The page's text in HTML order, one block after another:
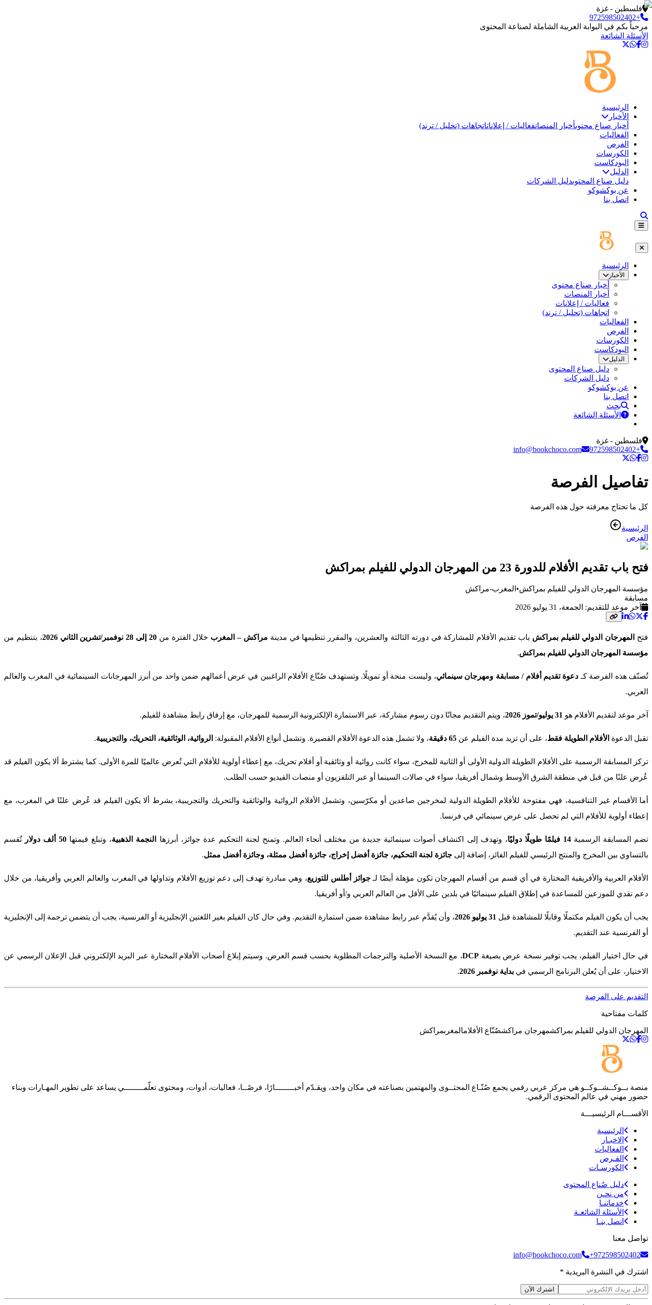
فلسطين - غزة
+972598502402
مرحباً بكم في البوابة العربية الشاملة لصناعة المحتوى
الأسئلة الشائعة
الرئيسية
الأخبار
أخبار صناع محتوىأخبار المنصاتفعاليات / إعلاناتاتجاهات (تحليل / ترند)
الفعاليات
الفرص
الكورسات
البودكاست
الدليل
دليل صناع المحتوىدليل الشركات
عن بوكشوكو
اتصل بنا
الرئيسية
الأخبار
أخبار صناع محتوى
أخبار المنصات
فعاليات / إعلانات
اتجاهات (تحليل / ترند)
الفعاليات
الفرص
الكورسات
البودكاست
الدليل
دليل صناع المحتوى
دليل الشركات
عن بوكشوكو
اتصل بنا
بحث
الأسئلة الشائعة
فلسطين - غزة
+972598502402
info@bookchoco.com
تفاصيل الفرصة
كل ما تحتاج معرفته حول هذه الفرصة
الرئيسية
الفرص
فتح باب تقديم الأفلام للدورة 23 من المهرجان الدولي للفيلم بمراكش
مؤسسة المهرجان الدولي للفيلم بمراكش• المغرب-مراكش
مسابقة
آخر موعد للتقديم: الجمعة، 31 يوليو 2026
فتح المهرجان الدولي للفيلم بمراكش باب تقديم الأفلام للمشاركة في دورته الثالثة والعشرين، والمقرر تنظيمها في مدينة مراكش – المغرب خلال الفترة من20 إلى 28 نوفمبر/تشرين الثاني 2026
، بتنظيم من
مؤسسة المهرجان الدولي للفيلم بمراكش.
تُصنّف هذه الفرصة كـ دعوة تقديم أفلام / مسابقة ومهرجان سينمائي، وليست منحة أو تمويلًا. وتستهدف صُنّاع الأفلام الراغبين في عرض أعمالهم ضمن واحد من أبرز المهرجانات السينمائية في المغرب والعالم
العربي.
آخر موعد لتقديم الأفلام هو 31 يوليو/تموز 2026 ، ويتم التقديم مجانًا دون رسوم مشاركة، عبر الاستمارة الإلكترونية الرسمية للمهرجان، مع إرفاق رابط مشاهدة للفيلم.
تقبل الدعوة الأفلام الطويلة فقط، على أن تزيد مدة الفيلم عن 65 دقيقة ، ولا تشمل هذه الدعوة الأفلام القصيرة. وتشمل أنواع الأفلام المقبولة: الروائية، الوثائقية، التحريك، والتجريبية.
تركز المسابقة الرسمية على الأفلام الطويلة الدولية الأولى أو الثانية للمخرج، سواء كانت روائية أو وثائقية أو أفلام تحريك، مع إعطاء أولوية للأفلام التي تُعرض عالميًا للمرة الأولى. كما يشترط ألا يكون الفيلم قد
عُرض علنًا من قبل في منطقة الشرق الأوسط وشمال أفريقيا، سواء في صالات السينما أو عبر التلفزيون أو منصات الفيديو حسب الطلب.
أما الأقسام غير التنافسية، فهي مفتوحة للأفلام الطويلة الدولية لمخرجين صاعدين أو مكرّسين، وتشمل الأفلام الروائية والوثائقية والتحريك والتجريبية، بشرط ألا يكون الفيلم قد عُرض علنًا في المغرب، مع
إعطاء أولوية للأفلام التي لم تحصل على عرض سينمائي في فرنسا.
تضم المسابقة الرسمية14 فيلمًا طويلًا دوليًا ، وتهدف إلى اكتشاف أصوات سينمائية جديدة من مختلف أنحاء العالم. وتمنح لجنة التحكيم عدة جوائز، أبرزها النجمة الذهبية، وتبلغ قيمتها 50 ألف دولار
تُقسم
بالتساوي بين المخرج والمنتج الرئيسي للفيلم الفائز، إضافة إلى جائزة لجنة التحكيم، جائزة أفضل إخراج، جائزة أفضل ممثلة، وجائزة أفضل ممثل.
الأفلام العربية والأفريقية المختارة في أي قسم من أقسام المهرجان تكون مؤهلة أيضًا لـجوائز أطلس للتوزيع، وهي مبادرة تهدف إلى دعم توزيع الأفلام وتداولها في المغرب والعالم العربي وأفريقيا، من خلال
دعم نقدي للموزعين للمساعدة في إطلاق الفيلم سينمائيًا في بلدين على الأقل من العالم العربي و/أو أفريقيا.
يجب أن يكون الفيلم مكتملًا وقابلًا للمشاهدة قبل 31 يوليو 2026
، وأن يُقدَّم عبر رابط مشاهدة ضمن استمارة التقديم. وفي حال كان الفيلم بغير اللغتين الإنجليزية أو الفرنسية، يجب أن يتضمن ترجمة إلى الإنجليزية
أو الفرنسية عند التقديم.
في حال اختيار الفيلم، يجب توفير نسخة عرض بصيغة DCP، مع النسخة الأصلية والترجمات المطلوبة بحسب قسم العرض. وسيتم إبلاغ أصحاب الأفلام المختارة عبر البريد الإلكتروني قبل الإعلان الرسمي عن
الاختيار، على أن يُعلن البرنامج الرسمي في بداية نوفمبر 2026 .
التقديم على الفرصة
كلمات مفتاحية
المهرجان الدولي للفيلم بمراكشمهرجان مراكشصُنّاع الأفلامالمغربمراكش
منصة بــوكــشــوكــو هي مركز عربي رقمي يجمع صُنّـاع المحتــوى والمهتمين بصناعته في مكان واحد، ويقـدّم أخبــــــــارًا، فرصًــا، فعاليات، أدوات، ومحتوى تعلّمــــــــي يساعد على تطوير المهـارات وبناء
حضور مهني في عالم المحتوى الرقمي.
الأقســـام الرئيسيـــة
الرئيسية
الاخبـار
الفعاليات
الفـرص
الكورسـات
دليل صُناع المحتوى
من نحـن
خدماتنـا
الأسئلة الشائعـة
اتصل بنـا
تواصل معنا
info@bookchoco.com
+972598502402
اشترك في النشرة البريدية *
اشترك الآن